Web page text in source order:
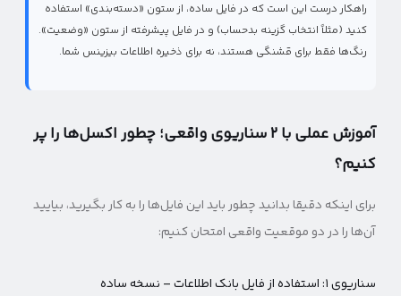
راهکار درست این است که در فایل ساده، از ستون «دسته‌بندی» استفاده
کنید (مثلاً انتخاب گزینه بدحساب) و در فایل پیشرفته از ستون «وضعیت».
رنگ‌ها فقط برای قشنگی هستند، نه برای ذخیره اطلاعات بیزینس شما.
آموزش عملی با ۲ سناریوی واقعی؛ چطور اکسل‌ها را پر
کنیم؟
برای اینکه دقیقا بدانید چطور باید این فایل‌ها را به کار بگیرید، بیایید
آن‌ها را در دو موقعیت واقعی امتحان کنیم:
سناریوی ۱: استفاده از فایل بانک اطلاعات – نسخه ساده